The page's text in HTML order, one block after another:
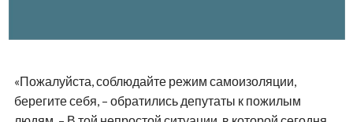
«Пожалуйста, соблюдайте режим самоизоляции,
берегите себя, – обратились депутаты к пожилым